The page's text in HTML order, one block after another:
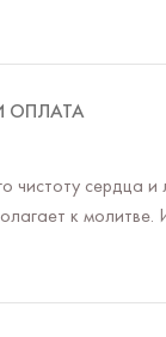
ОПЛАТА
сердца
к